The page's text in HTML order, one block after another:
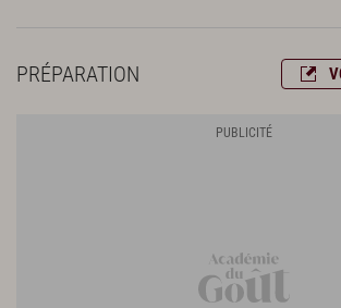
25 cl de vinaigre de Reims
250 g de jus de coquillage réduit à 25 g
PRÉPARATION